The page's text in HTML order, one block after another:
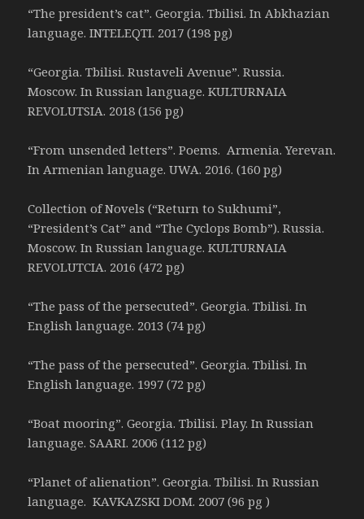
“The president’s cat”. Georgia. Tbilisi. In Abkhazian
language. INTELEQTI. 2017 (198 pg)
“Georgia. Tbilisi. Rustaveli Avenue”. Russia.
Moscow. In Russian language. KULTURNAIA
REVOLUTSIA. 2018 (156 pg)
“From unsended letters”. Poems. Armenia. Yerevan.
In Armenian language. UWA. 2016. (160 pg)
Collection of Novels (“Return to Sukhumi”,
“President’s Cat” and “The Cyclops Bomb”). Russia.
Moscow. In Russian language. KULTURNAIA
REVOLUTCIA. 2016 (472 pg)
“The pass of the persecuted”. Georgia. Tbilisi. In
English language. 2013 (74 pg)
“The pass of the persecuted”. Georgia. Tbilisi. In
English language. 1997 (72 pg)
“Boat mooring”. Georgia. Tbilisi. Play. In Russian
language. SAARI. 2006 (112 pg)
“Planet of alienation”. Georgia. Tbilisi. In Russian
language. KAVKAZSKI DOM. 2007 (96 pg )